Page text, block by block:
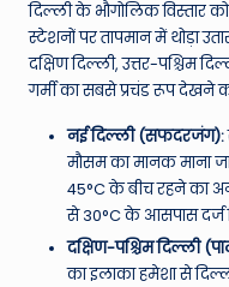
दिल्ली के भौगोलिक
स्टेशनों पर तापमान में थोड़ा
दक्षिण दिल्ली, उत्तर-पश्चिम
गर्मी का सबसे प्रचंड रूप देखने
नई दिल्ली (सफदरजंग):
मौसम का मानक माना
45°C के बीच रहने का
से 30°C के आसपास दर्ज
दक्षिण-पश्चिम दिल्ली
का इलाका हमेशा से